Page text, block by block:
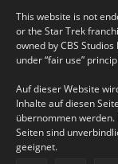
This website is not
or the Star Trek
owned by CBS
under “fair use”
Auf dieser Website
Inhalte auf diesen
übernommen
Seiten sind
geeignet.